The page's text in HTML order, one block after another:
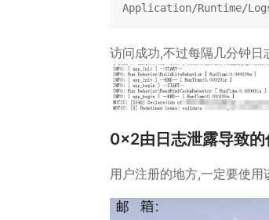
Application/Runtime/
访问成功,不过每隔几分钟日
0x2由日志泄露导致的
用户注册的地方,一定要使